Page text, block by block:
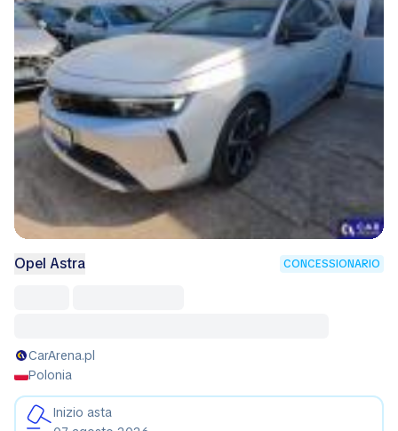
Opel Astra CONCESSIONARIO
CarArena.pl
Polonia
Inizio asta